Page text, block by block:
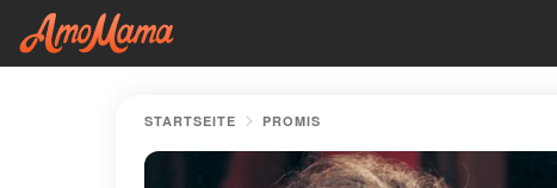
STARTSEITE PROMIS